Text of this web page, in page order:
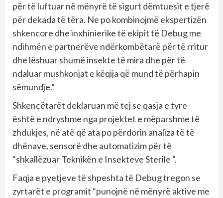
për të luftuar në mënyrë të sigurt dëmtuesit e tjerë
për dekada të tëra. Ne po kombinojmë ekspertizën
shkencore dhe inxhinierike të ekipit të Debug me
ndihmën e partnerëve ndërkombëtarë për të rritur
dhe lëshuar shumë insekte të mira dhe për të
ndaluar mushkonjat e këqija që mund të përhapin
sëmundje.”
Shkencëtarët deklaruan më tej se qasja e tyre
është e ndryshme nga projektet e mëparshme të
zhdukjes, në atë që ata po përdorin analiza të të
dhënave, sensorë dhe automatizim për të
“shkallëzuar Teknikën e Insekteve Sterile “.
Faqja e pyetjeve të shpeshta të Debug tregon se
zyrtarët e programit “punojnë në mënyrë aktive me